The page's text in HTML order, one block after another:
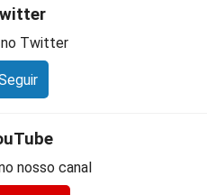
no Twitter
nosso canal